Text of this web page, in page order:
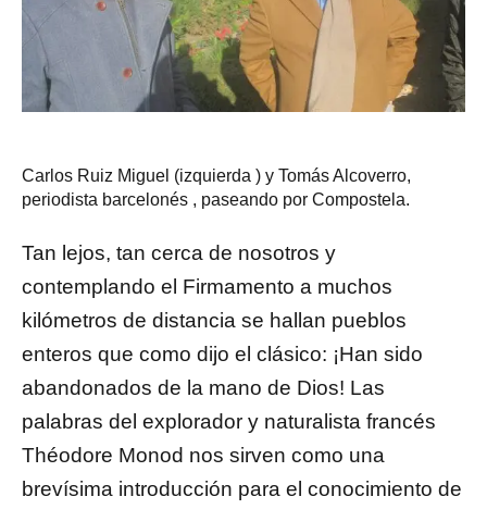
Carlos Ruiz Miguel (izquierda ) y Tomás Alcoverro,
periodista barcelonés , paseando por Compostela.
Tan lejos, tan cerca de nosotros y
contemplando el Firmamento a muchos
kilómetros de distancia se hallan pueblos
enteros que como dijo el clásico: ¡Han sido
abandonados de la mano de Dios! Las
palabras del explorador y naturalista francés
Théodore Monod nos sirven como una
brevísima introducción para el conocimiento de